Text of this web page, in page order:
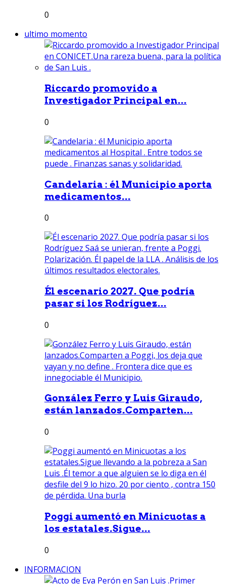
0
ultimo momento
Riccardo promovido a
Investigador Principal en...
0
Candelaria : él Municipio aporta
medicamentos...
0
Él escenario 2027. Que podría
pasar si los Rodríguez...
0
González Ferro y Luis Giraudo,
están lanzados.Comparten...
0
Poggi aumentó en Minicuotas a
los estatales.Sigue...
0
INFORMACION